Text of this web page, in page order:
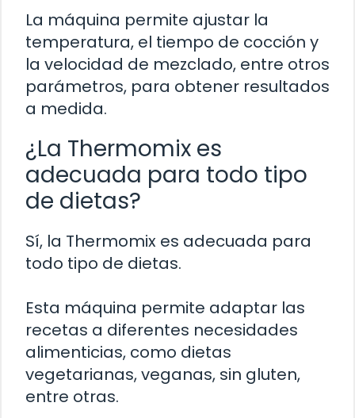
La máquina permite ajustar la
temperatura, el tiempo de cocción y
la velocidad de mezclado, entre otros
parámetros, para obtener resultados
a medida.
¿La Thermomix es
adecuada para todo tipo
de dietas?
Sí, la Thermomix es adecuada para
todo tipo de dietas.
Esta máquina permite adaptar las
recetas a diferentes necesidades
alimenticias, como dietas
vegetarianas, veganas, sin gluten,
entre otras.